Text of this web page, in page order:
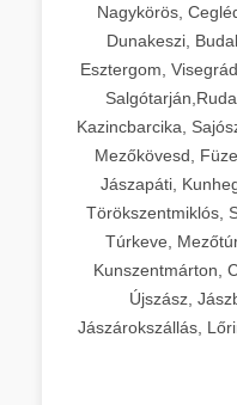
Nagykörös,
Dunakeszi,
Esztergom,
Kazincbarcika,
Mezőkövesd,
Jászapáti,
Törökszentmiklós,
Túrkeve,
Kunszentmárton,
Újszász,
Jászárokszállás,